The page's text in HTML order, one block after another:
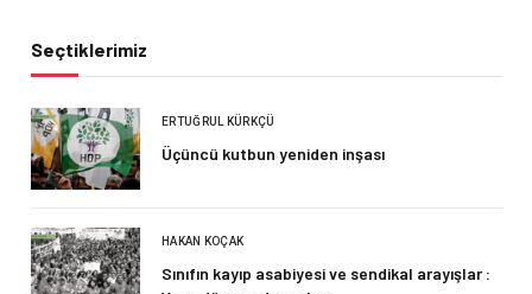
Seçtiklerimiz
ERTUĞRUL KÜRKÇÜ
Üçüncü kutbun yeniden inşası
HAKAN KOÇAK
Sınıfın kayıp asabiyesi ve sendikal arayışlar :